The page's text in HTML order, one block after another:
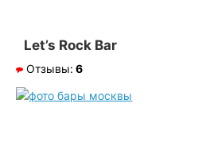
Let’s Rock Bar
Отзывы: 6